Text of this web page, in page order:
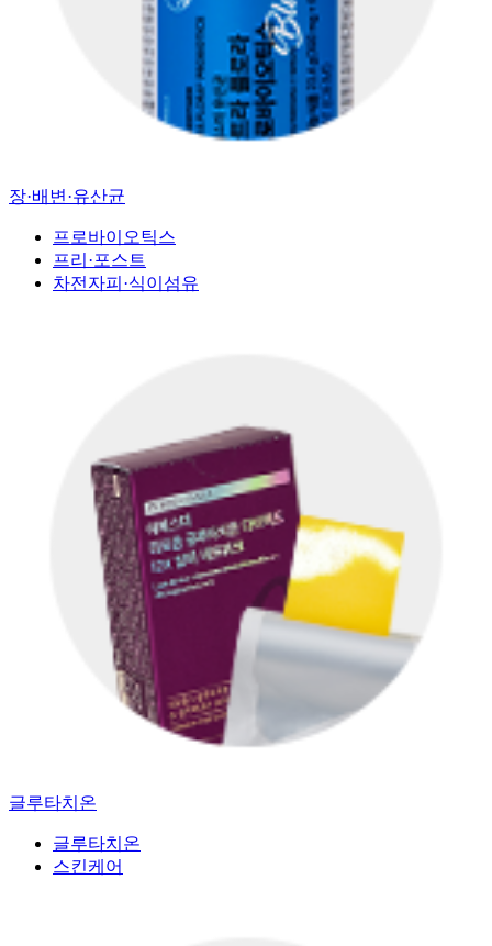
장·배변·유산균
프로바이오틱스
프리·포스트
차전자피·식이섬유
글루타치온
글루타치온
스킨케어